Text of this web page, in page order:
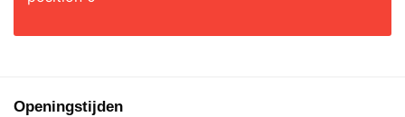
Openingstijden